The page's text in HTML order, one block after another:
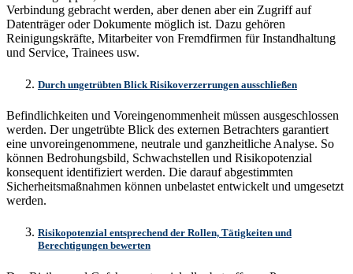
Verbindung gebracht werden, aber denen aber ein Zugriff auf
Datenträger oder Dokumente möglich ist. Dazu gehören
Reinigungskräfte, Mitarbeiter von Fremdfirmen für Instandhaltung
und Service, Trainees usw.
Durch ungetrübten Blick Risikoverzerrungen ausschließen
Befindlichkeiten und Voreingenommenheit müssen ausgeschlossen
werden. Der ungetrübte Blick des externen Betrachters garantiert
eine unvoreingenommene, neutrale und ganzheitliche Analyse. So
können Bedrohungsbild, Schwachstellen und Risikopotenzial
konsequent identifiziert werden. Die darauf abgestimmten
Sicherheitsmaßnahmen können unbelastet entwickelt und umgesetzt
werden.
Risikopotenzial entsprechend der Rollen, Tätigkeiten und
Berechtigungen bewerten